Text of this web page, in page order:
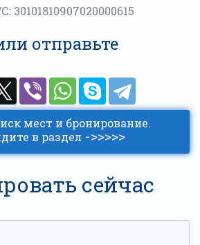
30101810907020000615
отправьте
мест и бронирование.
в раздел ->>>>>
сейчас